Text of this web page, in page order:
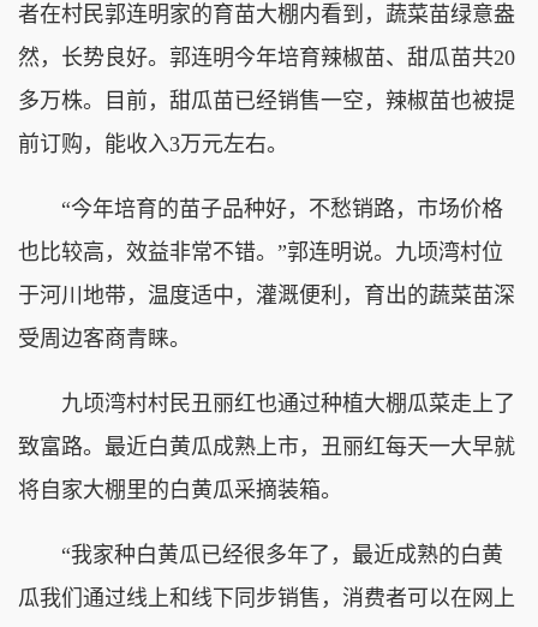
者在村民郭连明家的育苗大棚内看到，蔬菜苗绿意盎
然，长势良好。郭连明今年培育辣椒苗、甜瓜苗共20
多万株。目前，甜瓜苗已经销售一空，辣椒苗也被提
前订购，能收入3万元左右。
“今年培育的苗子品种好，不愁销路，市场价格
也比较高，效益非常不错。”郭连明说。九顷湾村位
于河川地带，温度适中，灌溉便利，育出的蔬菜苗深
受周边客商青睐。
九顷湾村村民丑丽红也通过种植大棚瓜菜走上了
致富路。最近白黄瓜成熟上市，丑丽红每天一大早就
将自家大棚里的白黄瓜采摘装箱。
“我家种白黄瓜已经很多年了，最近成熟的白黄
瓜我们通过线上和线下同步销售，消费者可以在网上